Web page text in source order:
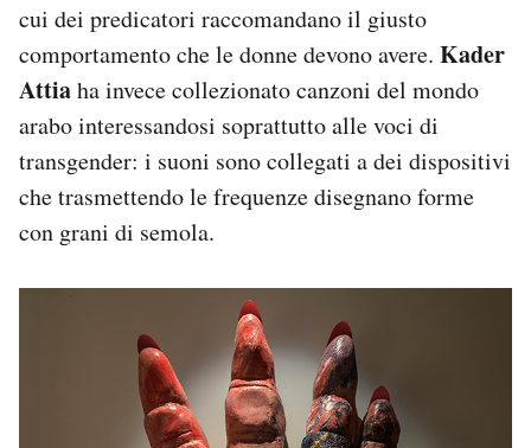
cui dei predicatori raccomandano il giusto
comportamento che le donne devono avere. Kader
Attiaha invece collezionato canzoni del mondo
arabo interessandosi soprattutto alle voci di
transgender: i suoni sono collegati a dei dispositivi
che trasmettendo le frequenze disegnano forme
con grani di semola.